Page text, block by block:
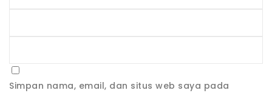
Simpan nama, email, dan situs web saya pada